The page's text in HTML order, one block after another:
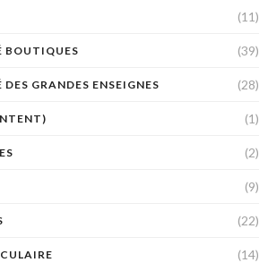
(11)
BOUTIQUES (39)
GRANDES ENSEIGNES (28)
(1)
(2)
(9)
(22)
(14)